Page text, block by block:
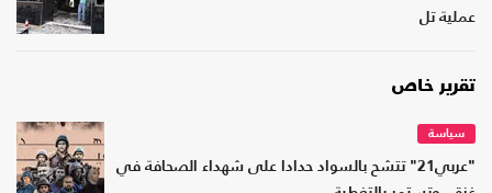
عملية تل
تقرير خاص
سياسة
"عربي21" تتشح بالسواد حدادا على شهداء الصحافة في